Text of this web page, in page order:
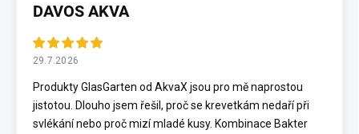
DAVOS AKVA
29.7.2026
Produkty GlasGarten od AkvaX jsou pro mě naprostou
jistotou. Dlouho jsem řešil, proč se krevetkám nedaří při
svlékání nebo proč mizí mladé kusy. Kombinace Bakter